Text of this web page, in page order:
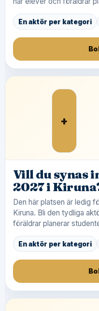
En aktör per kategori
+
Vill du synas
2027 i
Den här platsen är ledig
Kiruna. Bli den tydliga
föräldrar planerar
En aktör per kategori